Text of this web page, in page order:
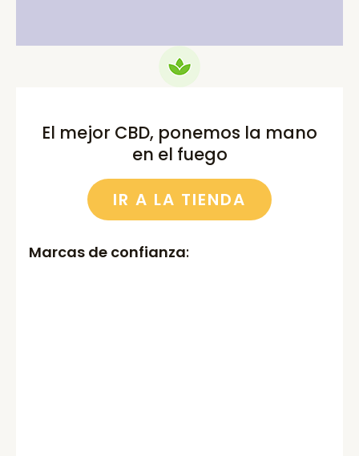
El mejor CBD, ponemos la mano
en el fuego
IR A LA TIENDA
Marcas de confianza: